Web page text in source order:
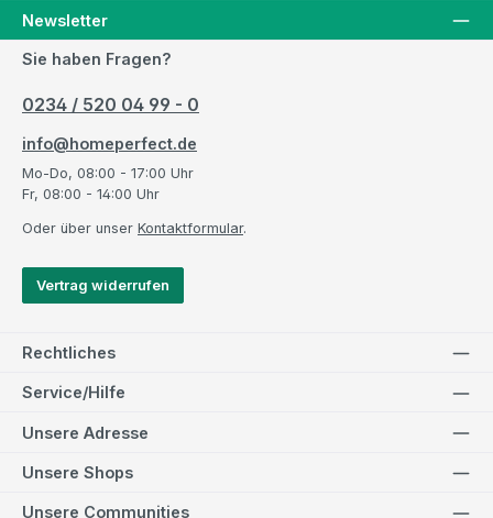
Newsletter
Sie haben Fragen?
0234 / 520 04 99 - 0
info@homeperfect.de
Mo-Do, 08:00 - 17:00 Uhr
Fr, 08:00 - 14:00 Uhr
Oder über unser Kontaktformular.
Vertrag widerrufen
Rechtliches
Service/Hilfe
Unsere Adresse
Unsere Communities
Unsere Shops